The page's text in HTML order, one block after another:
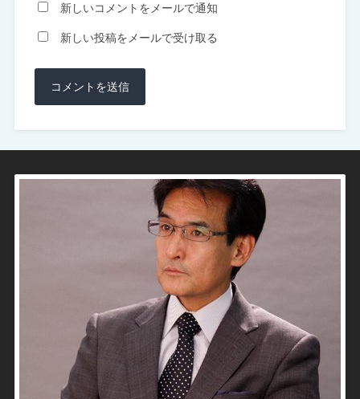
新しいコメントをメールで通知
新しい投稿をメールで受け取る